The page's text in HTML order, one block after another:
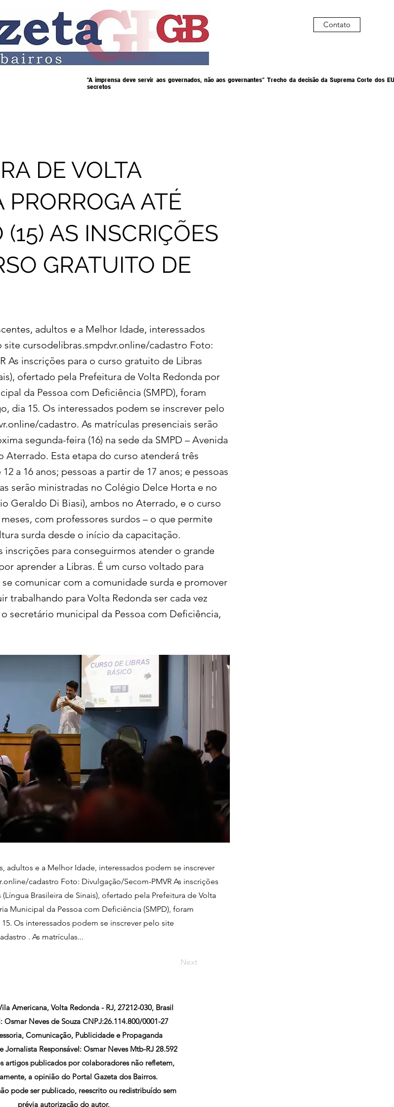
"A imprensa deve servir aos governados, não aos governantes” Trecho da decisão da Suprema Corte dos
secretos
Contato
DE VOLTA
PRORROGA ATÉ
AS INSCRIÇÕES
GRATUITO DE
adultos e a Melhor Idade, interessados
site cursodelibras.smpdvr.online/cadastro Foto:
As inscrições para o curso gratuito de Libras
ofertado pela Prefeitura de Volta Redonda por
da Pessoa com Deficiência (SMPD), foram
dia 15. Os interessados podem se inscrever pelo
cadastro. As matrículas presenciais serão
segunda-feira (16) na sede da SMPD – Avenida
Aterrado. Esta etapa do curso atenderá três
a 16 anos; pessoas a partir de 17 anos; e pessoas
serão ministradas no Colégio Delce Horta e no
Geraldo Di Biasi), ambos no Aterrado, e o curso
com professores surdos – o que permite
surda desde o início da capacitação.
inscrições para conseguirmos atender o grande
aprender a Libras. É um curso voltado para
comunicar com a comunidade surda e promover
trabalhando para Volta Redonda ser cada vez
secretário municipal da Pessoa com Deficiência,
adultos e a Melhor Idade, interessados podem se inscrever
cadastro Foto: Divulgação/Secom-PMVR As inscrições
Brasileira de Sinais), ofertado pela Prefeitura de Volta
Municipal da Pessoa com Deficiência (SMPD), foram
Os interessados podem se inscrever pelo site
. As matrículas...
Next
Americana, Volta Redonda - RJ, 27212-030, Brasil
Osmar Neves de Souza CNPJ:26.114.800/0001-27
Comunicação, Publicidade e Propaganda
Jornalista Responsável: Osmar Neves Mtb-RJ 28.592
artigos publicados por colaboradores não refletem,
a opinião do Portal Gazeta dos Bairros.
pode ser publicado, reescrito ou redistribuído sem
prévia autorização do autor.